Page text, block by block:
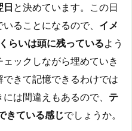
日と決めています。この日
ることになるので、 イメ
らいは頭に残っているよう
ックしながら埋めていき
きて記憶できるわけでは
は間違えもあるので、 テ
きている感じでしょうか。